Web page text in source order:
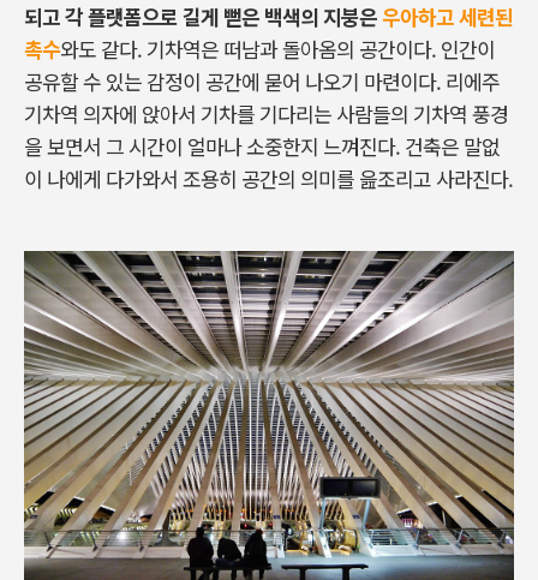
되고 각 플랫폼으로 길게 뻗은 백색의 지붕은 우아하고 세련된
촉수와도 같다. 기차역은 떠남과 돌아옴의 공간이다. 인간이
공유할 수 있는 감정이 공간에 묻어 나오기 마련이다. 리에주
기차역 의자에 앉아서 기차를 기다리는 사람들의 기차역 풍경
을 보면서 그 시간이 얼마나 소중한지 느껴진다. 건축은 말없
이 나에게 다가와서 조용히 공간의 의미를 읊조리고 사라진다.